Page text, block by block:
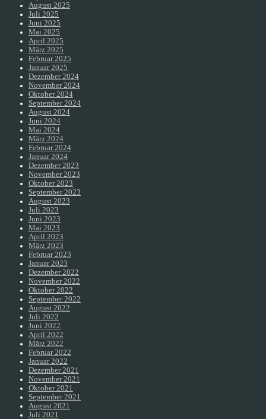
August 2025
Juli 2025
Juni 2025
Mai 2025
April 2025
März 2025
Februar 2025
Januar 2025
Dezember 2024
November 2024
Oktober 2024
September 2024
August 2024
Juni 2024
Mai 2024
März 2024
Februar 2024
Januar 2024
Dezember 2023
November 2023
Oktober 2023
September 2023
August 2023
Juli 2023
Juni 2023
Mai 2023
April 2023
März 2023
Februar 2023
Januar 2023
Dezember 2022
November 2022
Oktober 2022
September 2022
August 2022
Juli 2022
Juni 2022
April 2022
März 2022
Februar 2022
Januar 2022
Dezember 2021
November 2021
Oktober 2021
September 2021
August 2021
Juli 2021